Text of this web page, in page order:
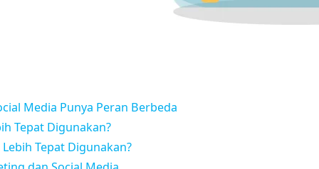
Media Punya Peran Berbeda
Tepat Digunakan?
Tepat Digunakan?